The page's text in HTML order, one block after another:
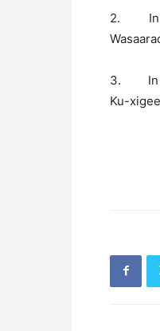
2. In
3. In
Ku-